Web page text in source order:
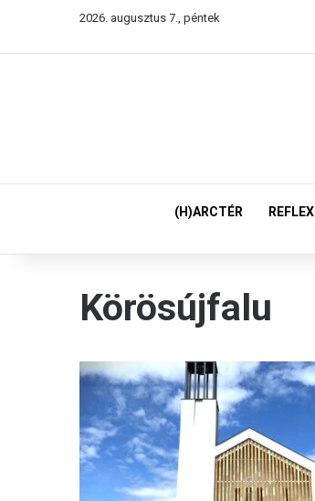
2026. augusztus 7., péntek
(H)ARCTÉR REFLEX
Körösújfalu